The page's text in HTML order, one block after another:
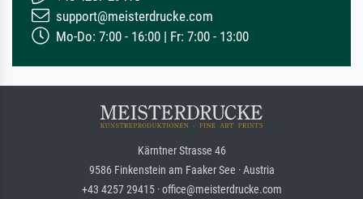
support@meisterdrucke.com
Mo-Do: 7:00 - 16:00 | Fr: 7:00 - 13:00
Kärntner Strasse 46
9586 Finkenstein am Faaker See · Austria
+43 4257 29415 · office@meisterdrucke.com